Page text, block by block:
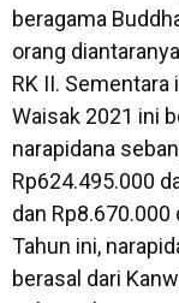
beragama
orang
RK II.
Waisak 2021 ini
narapidana
Rp624.495.000
dan Rp8.670.000
Tahun ini,
berasal dari